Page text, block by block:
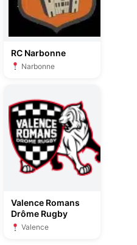
RC Narbonne
Narbonne
Valence Romans
Drôme Rugby
Valence